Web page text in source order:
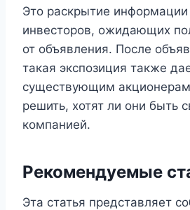
Это раскрытие
инвесторов, ожидающих
от объявления. После
такая экспозиция также
существующим
решить, хотят ли они быть
компанией.
Рекомендуемые
Эта статья представляет